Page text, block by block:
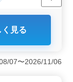
フ
14時00分ま
シフトを調整
分のライフ
く見る
07〜2026/11/06